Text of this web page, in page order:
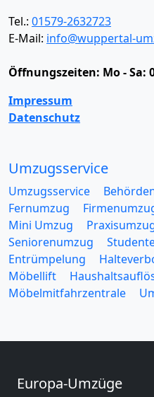
Tel.: 01579-2632723
E-Mail: info@wuppertal-
Öffnungszeiten: Mo - Sa:
Impressum
Datenschutz
Umzugsservice
Umzugsservice
Fernumzug
Mini Umzug
Seniorenumzug
Entrümpelung
Möbellift
Möbelmitfahrzentrale
Europa-Umzüge